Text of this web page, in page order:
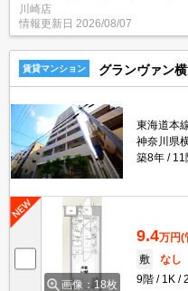
川崎店
情報更新日 2026/08/07
賃貸マンション グランヴァン
東海道本
神奈川県
築8年
11
画像：18枚
9.4万円(
敷
なし
9階
1K